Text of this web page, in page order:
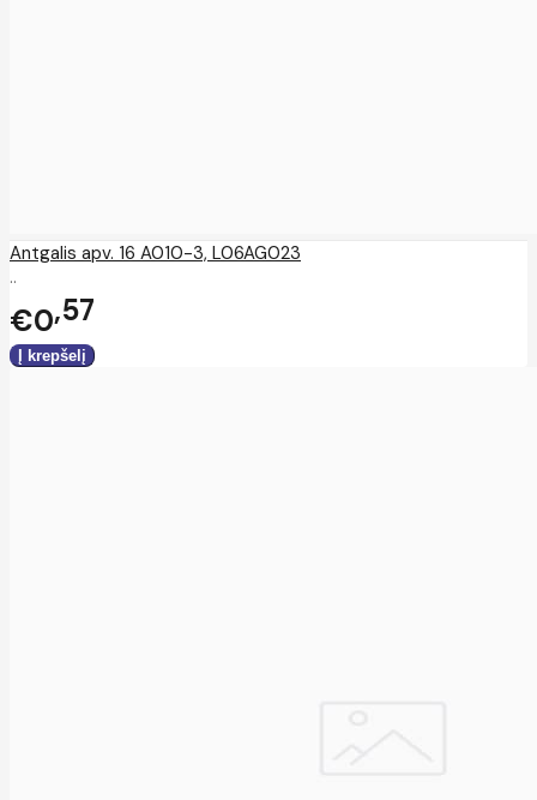
Antgalis apv. 16 A010-3, L06AG023
..
€0 57